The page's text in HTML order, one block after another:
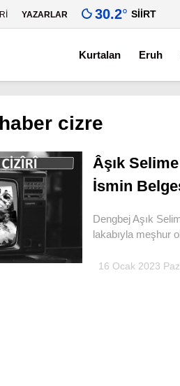
YAZARLAR 30.2° SIIRT
Kurtalan Eruh
cizre
Âşık
İsmin
Dengbej Aşık
lakabıyla meşhur
16 Ocak 2023